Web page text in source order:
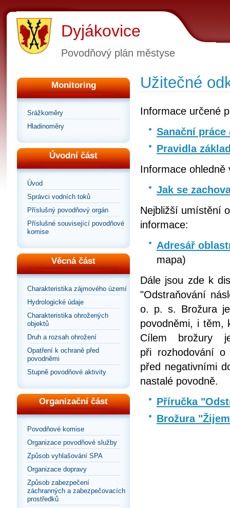
Dyjákovice
Povodňový plán městyse
Monitoring
Srážkoměry
Hladinoměry
Úvodní část
Úvod
Správci vodních toků
Příslušný povodňový orgán
Příslušné související povodňové
komise
Věcná část
Charakteristika zájmového území
Hydrologické údaje
Charakteristika ohrožených
objektů
Druh a rozsah ohrožení
Opatření k ochraně před
povodněmi
Stupně povodňové aktivity
Organizační část
Povodňové komise
Organizace povodňové služby
Způsob vyhlašování SPA
Organizace dopravy
Způsob zabezpečení
záchranných a zabezpečovacích
prostředků
Užitečné
Informace určené
Sanační
Pravidla
Informace ohledně
Jak se
Nejbližší umístění
informace:
Adresář
mapa)
Dále jsou zde k
"Odstraňování
o. p. s. Brožura
povodněmi, i těm,
Cílem brožury
při rozhodování
před negativními
nastalé povodně.
Příručka
Brožura